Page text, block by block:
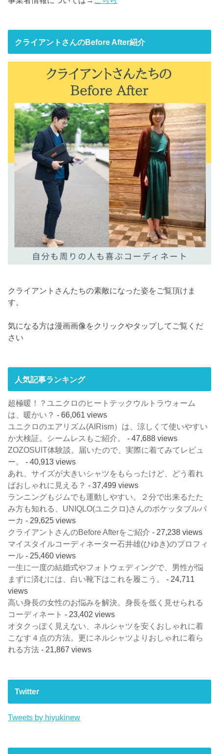
クライアントさんのBefore After紹介
クライアントさんたちの素敵になった姿をご覧頂けま
す。
気になる方は漫画画像をクリックやタップしてご覧くだ
さい
人気記事ランキング
超極暖！？ユニクロのヒートテックウルトラウォーム
は、暖かい？ - 66,061 views
ユニクロのエアリズム(AIRism）は、涼しくて使いやすい
か大検証。シームレスもご紹介。
- 47,688 views
ZOZOSUIT体験談。届いたので、実際に着てみてレビュ
ー。
- 40,913 views
あれ、サイズが大きいシャツをもらったけど、どう着れ
ばおしゃれに見える？ - 37,499 views
ランニングもジムでも運動しやすい。２分で出来るたた
み方も知れる、UNIQLO(ユニクロ)さんのポケッタブルパ
ーカ - 29,625 views
クライアントさんのBefore Afterをご紹介 - 27,238 views
マイスタイルコーディネーター石井雄(ひゆき)のプロフィ
ール - 25,460 views
一生に一度の結婚式やフォトウェディングで、男性が悩
まずに済むには、白い靴下はこれを履こう。
- 24,711
views
高い身長の女性のお悩みを解決。身長を低く見せられる
コーディネート - 23,402 views
オタクっぽく見えない、ネルシャツを安くおしゃれに着
こなす４点の方法。更にネルシャツよりおしゃれに着ら
れる方法 - 21,867 views
Twitter
Tweets by hiyukinew